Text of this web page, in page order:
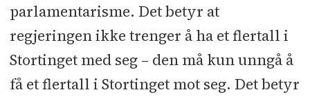
parlamentarisme. Det betyr at
regjeringen ikke trenger å ha et flertall i
Stortinget med seg – den må kun unngå å
få et flertall i Stortinget mot seg. Det betyr